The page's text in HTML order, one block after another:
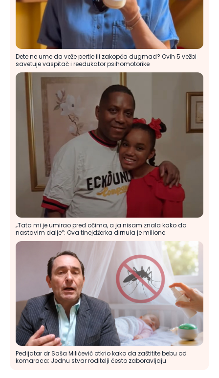
Dete ne ume da veže pertle ili zakopča dugmad? Ovih 5 vežbi
savetuje vaspitač i reedukator psihomotorike
„Tata mi je umirao pred očima, a ja nisam znala kako da
nastavim dalje“: Ova tinejdžerka dirnula je milione
Pedijatar dr Saša Milićević otkrio kako da zaštitite bebu od
komaraca: Jednu stvar roditelji često zaboravljaju